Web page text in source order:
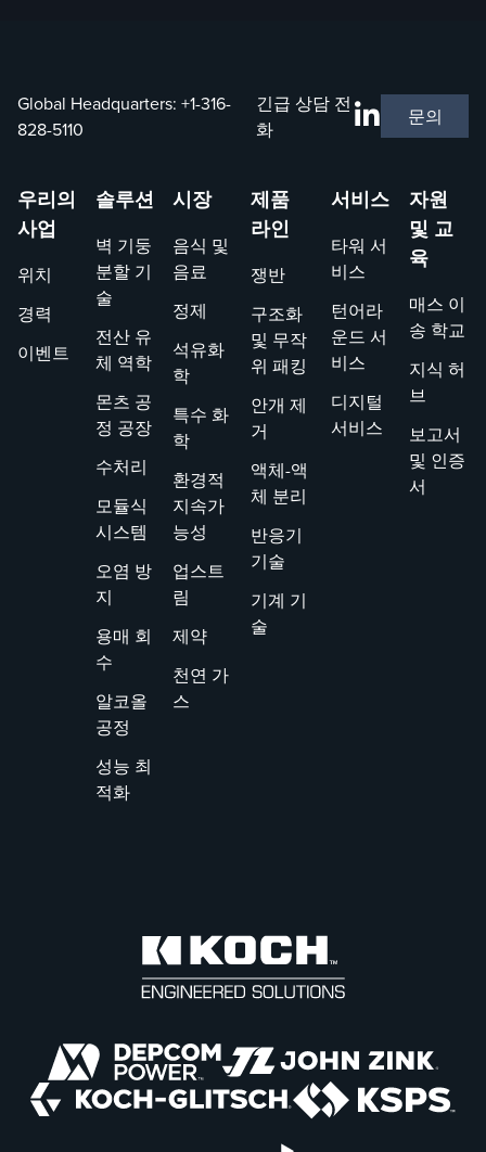
Global Headquarters: +1-316-
828-5110
긴급 상담 전
화
문의
우리의
사업
위치
경력
이벤트
솔루션
벽 기둥
분할 기
술
전산 유
체 역학
몬츠 공
정 공장
수처리
모듈식
시스템
오염 방
지
용매 회
수
알코올
공정
성능 최
적화
시장
음식 및
음료
정제
석유화
학
특수 화
학
환경적
지속가
능성
업스트
림
제약
천연 가
스
제품
라인
쟁반
구조화
및 무작
위 패킹
안개 제
거
액체-액
체 분리
반응기
기술
기계 기
술
서비스
타워 서
비스
턴어라
운드 서
비스
디지털
서비스
자원
및 교
육
매스 이
송 학교
지식 허
브
보고서
및 인증
서